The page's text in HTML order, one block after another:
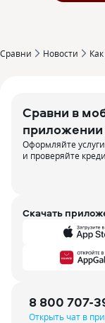
Сравни Новости
Сравни в
приложении
Оформляйте
и проверяйте
Скачать
8 800 707-
Открыть чат в